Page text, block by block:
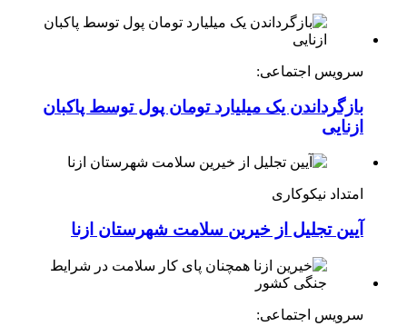
سرویس اجتماعی:
بازگرداندن یک میلیارد تومان پول توسط پاکبان
ازنایی
امتداد نیکوکاری
آیین تجلیل از خیرین سلامت شهرستان ازنا
سرویس اجتماعی: